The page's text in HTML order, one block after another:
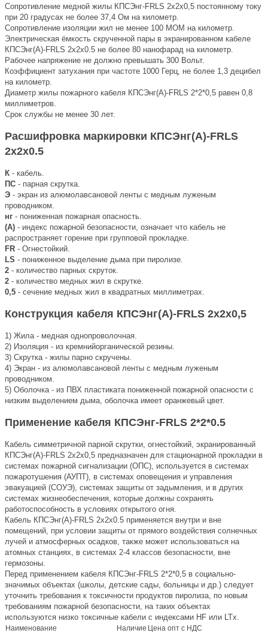
Сопротивление медной жилы КПСЭнг-FRLS 2х2х0,5 постоянному току
при 20 градусах не более 37,4 Ом на километр.
Сопротивление изоляции жил не менее 100 МОМ на километр.
Электрическая ёмкость скрученной пары в экранированном кабеле
КПСЭнг(А)-FRLS 2х2х0.5 не более 80 нанофарад на километр.
Рабочее напряжение не должно превышать 300 Вольт.
Коэффициент затухания при частоте 1000 Герц, не более 1,3 децибел
на километр.
Диаметр жилы пожарного кабеля КПСЭнг(А)-FRLS 2*2*0,5 равен 0,8
миллиметров.
Срок службы не менее 30 лет.
Расшифровка маркировки КПСЭнг(А)-FRLS
2х2х0.5
К - кабель.
ПС - парная скрутка.
Э - экран из алюмолавсановой ленты с медным луженым
проводником.
нг - пониженная пожарная опасность.
(А) - индекс пожарной безопасности, означает что кабель не
распространяет горение при групповой прокладке.
FR - Огнестойкий.
LS - пониженное выделение дыма при пиролизе.
2 - количество парных скруток.
2 - количество медных жил в скрутке.
0,5 - сечение медных жил в квадратных миллиметрах.
Конструкция кабеля КПСЭнг(А)-FRLS 2х2х0,5
1) Жила - медная однопроволочная.
2) Изоляция - из кремнийорганической резины.
3) Скрутка - жилы парно скручены.
4) Экран - из алюмолавсановой ленты с медным луженым
проводником.
5) Оболочка - из ПВХ пластиката пониженной пожарной опасности с
низким выделением дыма, оболочка имеет оранжевый цвет.
Применение кабеля КПСЭнг-FRLS 2*2*0.5
Кабель симметричной парной скрутки, огнестойкий, экранированный
КПСЭнг(А)-FRLS 2х2х0,5 предназначен для стационарной прокладки в
системах пожарной сигнализации (ОПС), используется в системах
пожаротушения (АУПТ), в системах оповещения и управления
эвакуацией (СОУЭ), системах защиты от задымления, и в других
системах жизнеобеспечения, которые должны сохранять
работоспособность в условиях открытого огня.
Кабель КПСЭнг(А)-FRLS 2х2х0.5 применяется внутри и вне
помещений, при условии защиты от прямого воздействия солнечных
лучей и атмосферных осадков, также может использоваться на
атомных станциях, в системах 2-4 классов безопасности, вне
гермозоны.
Перед применением кабеля КПСЭнг-FRLS 2*2*0,5 в социально-
значимых объектах (школы, детские сады, больницы и др.) следует
уточнить требования к токсичности продуктов пиролиза, по новым
требованиям пожарной безопасности, на таких объектах
используются низко токсичные кабели с индексами HF или LTx.
Наименование Наличие Цена опт с НДС